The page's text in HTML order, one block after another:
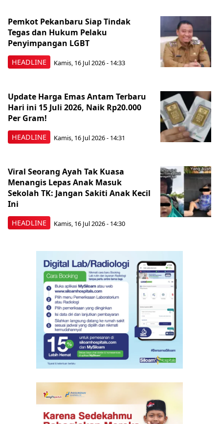
HEADLINE
Pemkot Pekanbaru Siap Tindak
Tegas dan Hukum Pelaku
Penyimpangan LGBT
Kamis, 16 Jul 2026 - 14:33
HEADLINE
Update Harga Emas Antam Terbaru
Hari ini 15 Juli 2026, Naik Rp20.000
Per Gram!
Kamis, 16 Jul 2026 - 14:31
HEADLINE
Viral Seorang Ayah Tak Kuasa
Menangis Lepas Anak Masuk
Sekolah TK: Jangan Sakiti Anak Kecil
Ini
Kamis, 16 Jul 2026 - 14:30